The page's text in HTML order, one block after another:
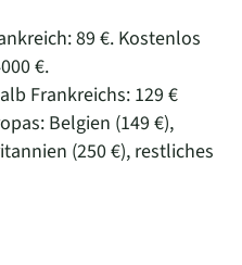
89 €. Kostenlos
€.
Frankreichs: 129 €
Belgien (149 €),
(250 €), restliches